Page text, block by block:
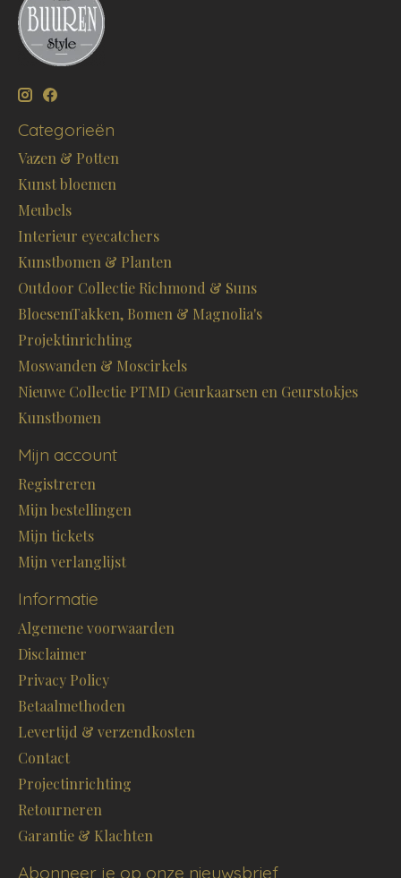
Categorieën
Vazen & Potten
Kunst bloemen
Meubels
Interieur eyecatchers
Kunstbomen & Planten
Outdoor Collectie Richmond & Suns
BloesemTakken, Bomen & Magnolia's
Projektinrichting
Moswanden & Moscirkels
Nieuwe Collectie PTMD Geurkaarsen en Geurstokjes
Kunstbomen
Mijn account
Registreren
Mijn bestellingen
Mijn tickets
Mijn verlanglijst
Informatie
Algemene voorwaarden
Disclaimer
Privacy Policy
Betaalmethoden
Levertijd & verzendkosten
Contact
Projectinrichting
Retourneren
Garantie & Klachten
Abonneer je op onze nieuwsbrief